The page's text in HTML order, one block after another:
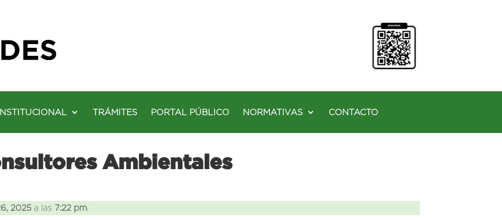
TRÁMITES PORTAL PÚBLICO NORMATIVAS CONTACTO
Ambientales
2025 a las 7:22 pm